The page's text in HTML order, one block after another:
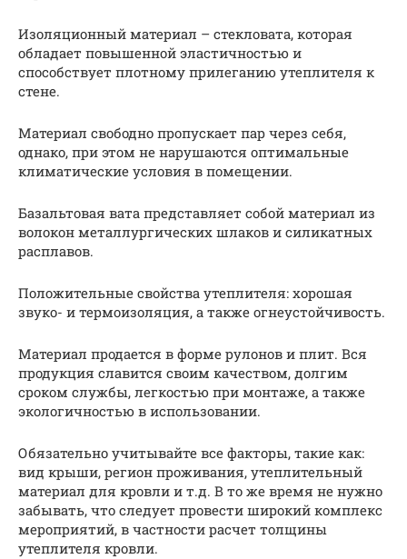
Изоляционный материал – стекловата, которая
обладает повышенной эластичностью и
способствует плотному прилеганию утеплителя к
стене.
Материал свободно пропускает пар через себя,
однако, при этом не нарушаются оптимальные
климатические условия в помещении.
Базальтовая вата представляет собой материал из
волокон металлургических шлаков и силикатных
расплавов.
Положительные свойства утеплителя: хорошая
звуко- и термоизоляция, а также огнеустойчивость.
Материал продается в форме рулонов и плит. Вся
продукция славится своим качеством, долгим
сроком службы, легкостью при монтаже, а также
экологичностью в использовании.
Обязательно учитывайте все факторы, такие как:
вид крыши, регион проживания, утеплительный
материал для кровли и т.д. В то же время не нужно
забывать, что следует провести широкий комплекс
мероприятий, в частности расчет толщины
утеплителя кровли.